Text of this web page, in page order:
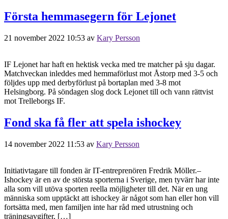
Första hemmasegern för Lejonet
21 november 2022 10:53 av Kary Persson
IF Lejonet har haft en hektisk vecka med tre matcher på sju dagar.
Matchveckan inleddes med hemmaförlust mot Åstorp med 3-5 och
följdes upp med derbyförlust på bortaplan med 3-8 mot
Helsingborg. På söndagen slog dock Lejonet till och vann rättvist
mot Trelleborgs IF.
Fond ska få fler att spela ishockey
14 november 2022 11:53 av Kary Persson
Initiativtagare till fonden är IT-entreprenören Fredrik Möller.–
Ishockey är en av de största sporterna i Sverige, men tyvärr har inte
alla som vill utöva sporten reella möjligheter till det. När en ung
människa som upptäckt att ishockey är något som han eller hon vill
fortsätta med, men familjen inte har råd med utrustning och
träningsavgifter, […]